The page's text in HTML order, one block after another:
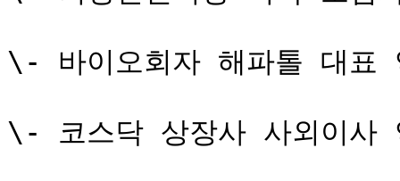
\- 바이오회자 해파톨 대표
\- 코스닥 상장사 사외이사